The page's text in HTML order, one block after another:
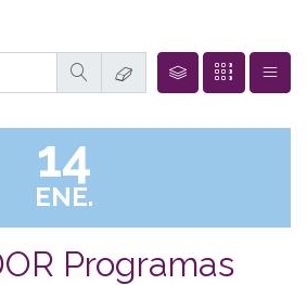
14
ENE.
Programas